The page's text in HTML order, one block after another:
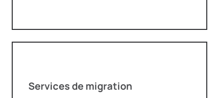
Services de migration